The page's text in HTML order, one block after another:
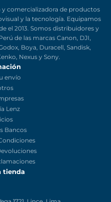
y comercializadora de productos
y la tecnología.
el 2013. Somos distribuidores y
Perú de las marcas Canon, DJI,
Boya, Duracell, Sandisk,
Nexus y Sony.
envío
Lenz
Bancos
Condiciones